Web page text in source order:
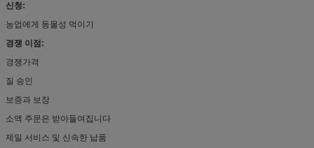
신청:
농업에게 동물성 먹이기
경쟁 이점:
경쟁가격
질 승인
보증과 보장
소액 주문은 받아들여집니다
제일 서비스 및 신속한 납품